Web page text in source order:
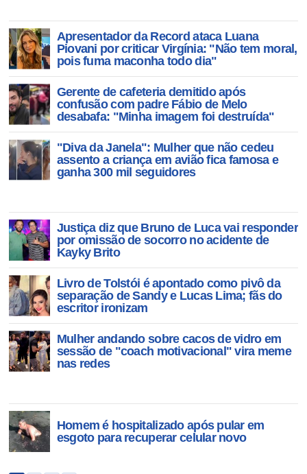
Apresentador da Record ataca Luana
Piovani por criticar Virgínia: "Não tem moral,
pois fuma maconha todo dia"
Gerente de cafeteria demitido após
confusão com padre Fábio de Melo
desabafa: "Minha imagem foi destruída"
"Diva da Janela": Mulher que não cedeu
assento a criança em avião fica famosa e
ganha 300 mil seguidores
Justiça diz que Bruno de Luca vai responder
por omissão de socorro no acidente de
Kayky Brito
Livro de Tolstói é apontado como pivô da
separação de Sandy e Lucas Lima; fãs do
escritor ironizam
Mulher andando sobre cacos de vidro em
sessão de "coach motivacional" vira meme
nas redes
Homem é hospitalizado após pular em
esgoto para recuperar celular novo